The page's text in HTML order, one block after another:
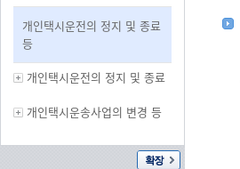
개인택시운전의 정지 및 종료
등
개인택시운전의 정지 및 종료
개인택시운송사업의 변경 등